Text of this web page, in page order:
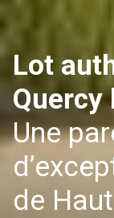
Lot
Quercy
Une
de